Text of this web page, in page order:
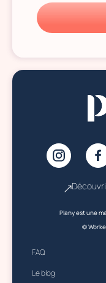
Plany est une
©
FAQ
Le blog